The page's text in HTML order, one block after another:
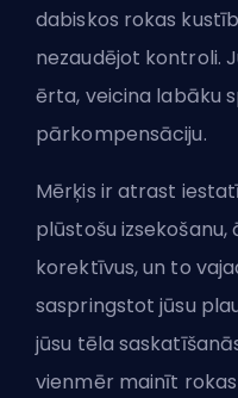
dabiskos rokas
nezaudējot kontroli.
ērta, veicina labāku
pārkompensāciju.
Mērķis ir atrast
plūstošu
korektīvus, un to
saspringstot jūsu
jūsu tēla
vienmēr mainīt